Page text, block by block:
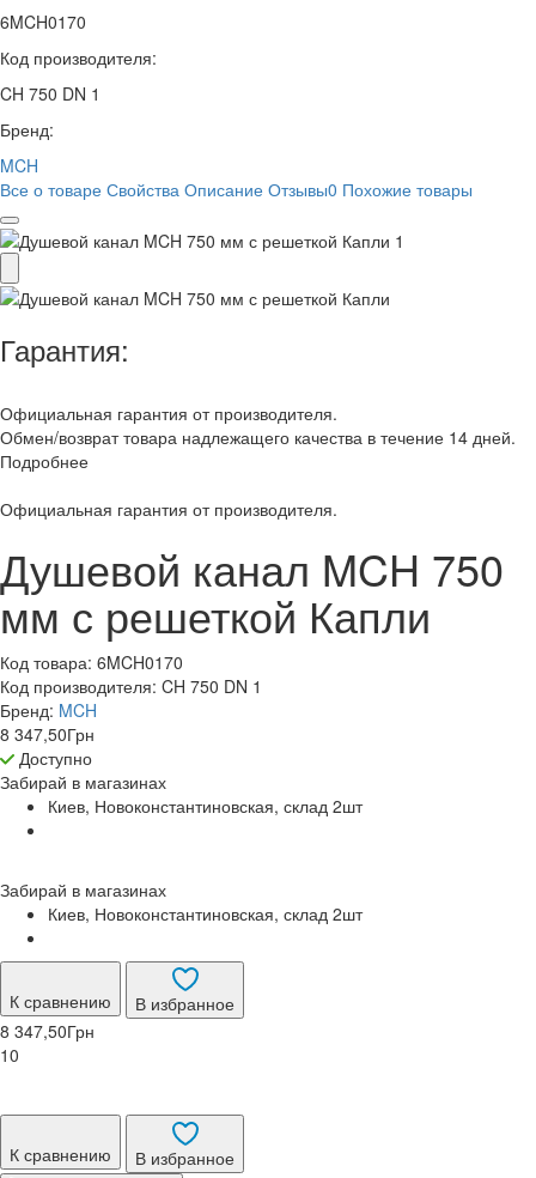
6MCH0170
Код производителя:
CH 750 DN 1
Бренд:
MCH
Все о товаре Свойства Описание Отзывы0 Похожие товары
Гарантия:
Официальная гарантия от производителя.
Обмен/возврат товара надлежащего качества в течение 14 дней.
Подробнее
Официальная гарантия от производителя.
Душевой канал MCH 750
мм с решеткой Капли
Код товара: 6MCH0170
Код производителя: CH 750 DN 1
Бренд: MCH
8 347,50Грн
Доступно
Забирай в магазинах
Киев, Новоконстантиновская, склад 2шт
Забирай в магазинах
Киев, Новоконстантиновская, склад 2шт
К сравнению
В избранное
8 347,50Грн
10
К сравнению
В избранное